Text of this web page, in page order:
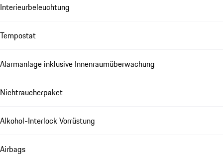
Interieurbeleuchtung
Tempostat
Alarmanlage inklusive Innenraumüberwachung
Nichtraucherpaket
Alkohol-Interlock Vorrüstung
Airbags